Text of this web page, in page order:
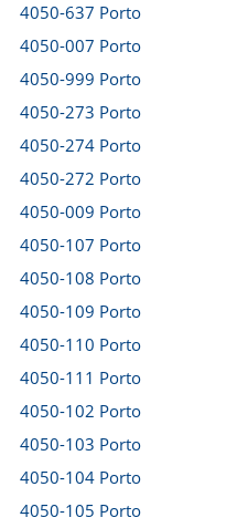
4050-637 Porto
4050-007 Porto
4050-999 Porto
4050-273 Porto
4050-274 Porto
4050-272 Porto
4050-009 Porto
4050-107 Porto
4050-108 Porto
4050-109 Porto
4050-110 Porto
4050-111 Porto
4050-102 Porto
4050-103 Porto
4050-104 Porto
4050-105 Porto